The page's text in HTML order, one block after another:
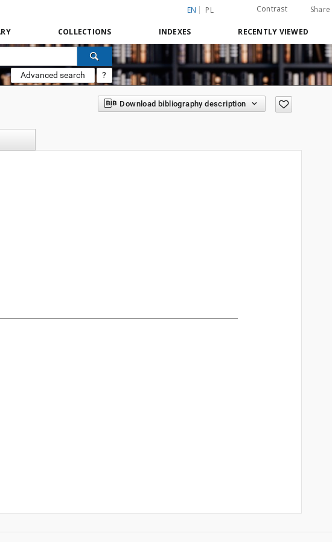
EN PL Contrast Share
COLLECTIONS INDEXES RECENTLY VIEWED
Advanced search ?
Download bibliography description